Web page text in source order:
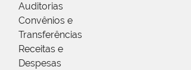
Auditorias
Convênios e
Transferências
Receitas e
Despesas